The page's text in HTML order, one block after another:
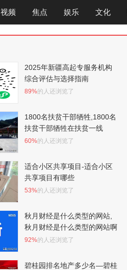
视频 焦点 娱乐 文化
2025年新疆高起专服务机构
综合评估与选择指南
89%的人还浏览了
1800名扶贫干部牺牲,1800名
扶贫干部牺牲在扶贫一线
60%的人还浏览了
适合小区共享项目-适合小区
共享项目有哪些
53%的人还浏览了
秋月财经是什么类型的网站,
秋月财经是什么类型的网站啊
92%的人还浏览了
碧桂园排名地产多少名—碧桂